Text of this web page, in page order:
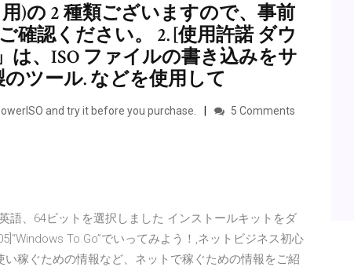
用)の 2 種類ございますので、事前
確認ください。 2. [使用許諾 ダウ
は、ISO ファイルの書き込みをサ
ツール. などを使用して
and try it before you purchase. 5 Comments
語、64ビットを選択しました インストールキットをダ
To Go”でいってみよう！,ネットビジネス初心
稼ぐための情報など、ネットで稼ぐための情報をご紹